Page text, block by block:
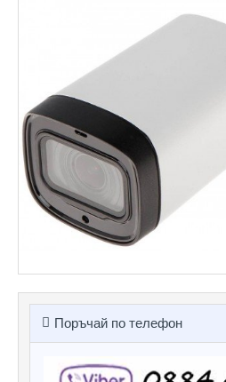
Поръчай по телефон